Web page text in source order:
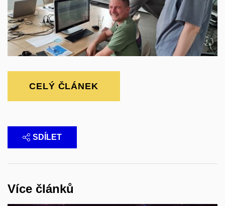
CELÝ ČLÁNEK
SDÍLET
Více článků